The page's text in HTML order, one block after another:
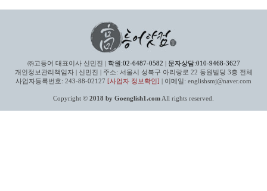
㈜고등어 대표이사 신민진 | 학원:02-6487-0582 | 문자상담:010-9468-3627
개인정보관리책임자 | 신민진 | 주소: 서울시 성북구 아리랑로 22 동원빌딩 3층 전체
사업자등록번호: 243-88-02127 [사업자 정보확인] | 이메일: englishsmj@naver.com
Copyright © 2018 by Goenglish1.com All rights reserved.